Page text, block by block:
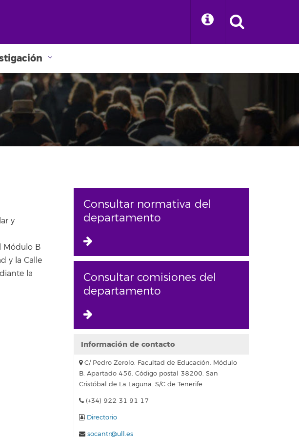
y
Módulo B
y la Calle
la
Consultar normativa del
departamento
Consultar comisiones del
departamento
Información de contacto
C/ Pedro Zerolo. Facultad de Educación. Módulo
B. Apartado 456. Código postal 38200. San
Cristóbal de La Laguna. S/C de Tenerife
(+34) 922 31 91 17
Directorio
socantr@ull.es